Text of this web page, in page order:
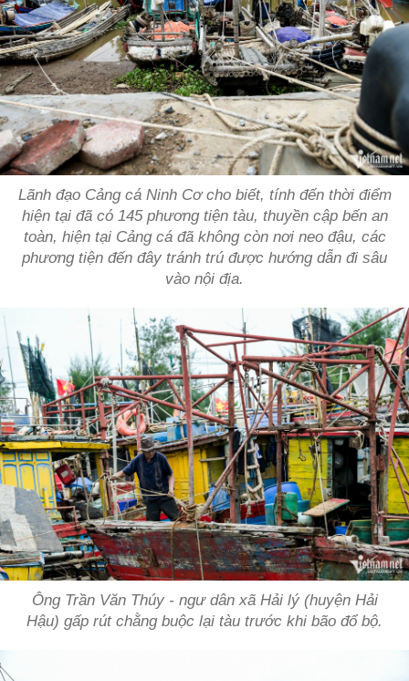
Lãnh đạo Cảng cá Ninh Cơ cho biết, tính đến thời điểm
hiện tại đã có 145 phương tiện tàu, thuyền cập bến an
toàn, hiện tại Cảng cá đã không còn nơi neo đậu, các
phương tiện đến đây tránh trú được hướng dẫn đi sâu
vào nội địa.
Ông Trần Văn Thúy - ngư dân xã Hải lý (huyện Hải
Hậu) gấp rút chằng buộc lại tàu trước khi bão đổ bộ.